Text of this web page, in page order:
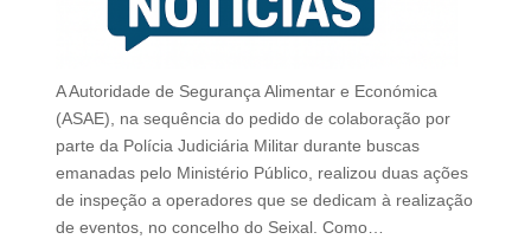
A Autoridade de Segurança Alimentar e Económica
(ASAE), na sequência do pedido de colaboração por
parte da Polícia Judiciária Militar durante buscas
emanadas pelo Ministério Público, realizou duas ações
de inspeção a operadores que se dedicam à realização
de eventos, no concelho do Seixal. Como…